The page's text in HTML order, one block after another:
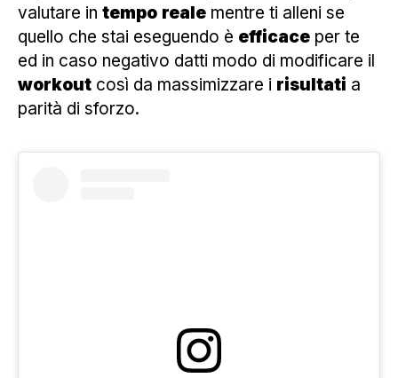
valutare in tempo reale mentre ti alleni se
quello che stai eseguendo è efficace per te
ed in caso negativo datti modo di modificare il
workout così da massimizzare i risultati a
parità di sforzo.